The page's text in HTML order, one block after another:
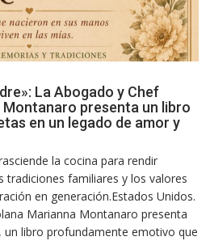
La Abogado y Chef
presenta un libro
en un legado de amor y
la cocina para rendir
tradiciones familiares y los valores
en generación.Estados Unidos.
Marianna Montanaro presenta
un libro profundamente emotivo que